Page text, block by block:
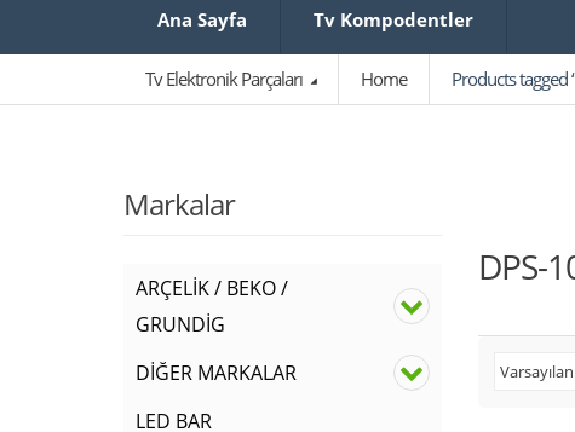
Ana Sayfa Tv Kompodentler
Tv Elektronik Parçaları Home Products tagged
DPS-
Markalar
ARÇELİK / BEKO /
GRUNDİG
DİĞER MARKALAR
LED BAR